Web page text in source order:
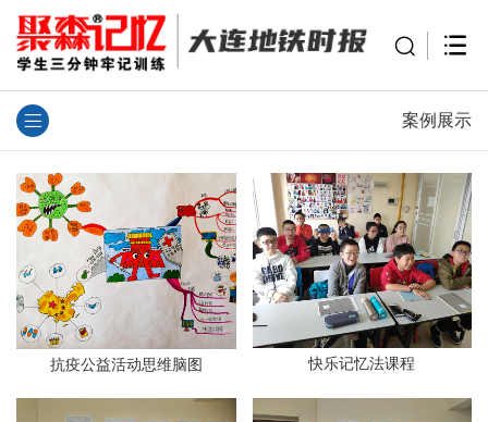
案例展示
抗疫公益活动思维脑图 快乐记忆法课程